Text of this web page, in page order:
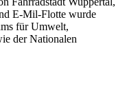
E-Mil-Flotte wurde
für Umwelt,
der Nationalen